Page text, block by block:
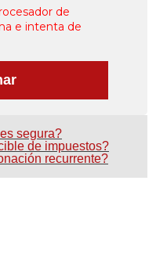
de
e intenta de
segura?
de impuestos?
recurrente?